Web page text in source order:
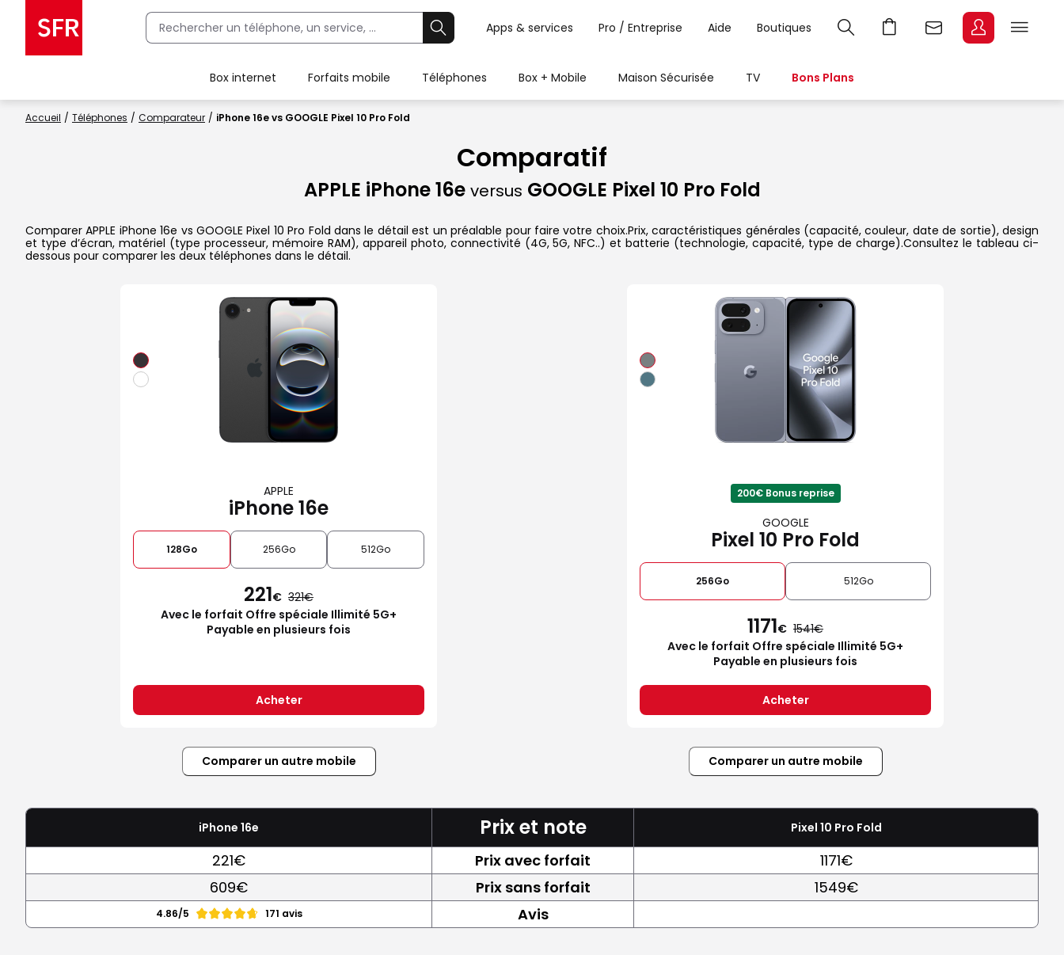
Apps & services Pro / Entreprise Aide Boutiques
Box internet Forfaits mobile Téléphones Box + Mobile Maison Sécurisée TV Bons Plans
Accueil Téléphones Comparateur iPhone 16e vs GOOGLE Pixel 10 Pro Fold
Comparatif
APPLE iPhone 16e versus GOOGLE Pixel 10 Pro Fold
Comparer APPLE iPhone 16e vs GOOGLE Pixel 10 Pro Fold dans le détail est un préalable pour faire votre choix.Prix, caractéristiques générales (capacité, couleur, date de sortie), design
et type d’écran, matériel (type processeur, mémoire RAM), appareil photo, connectivité (4G, 5G, NFC..) et batterie (technologie, capacité, type de charge).Consultez le tableau ci-
dessous pour comparer les deux téléphones dans le détail.
APPLE
iPhone 16e
128Go 256Go 512Go
221€ 321
Avec le forfait Offre spéciale Illimité 5G+
Payable en plusieurs fois
Acheter
200€ Bonus reprise
GOOGLE
Pixel 10 Pro Fold
256Go 512Go
1171€ 1541
Avec le forfait Offre spéciale Illimité 5G+
Payable en plusieurs fois
Acheter
Comparer un autre mobile Comparer un autre mobile
iPhone 16e Prix et note Pixel 10 Pro Fold
221€ Prix avec forfait
1171€
609€
Prix sans forfait 1549€
4.86/5 171 avis Avis